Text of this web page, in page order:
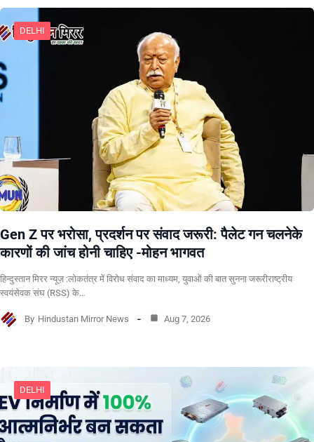
DELHI
Gen Z पर भरोसा, प्रदर्शन पर संवाद जरूरी: पैलेट गन चलनेके
कारणों की जांच होनी चाहिए -मोहन भागवत
हिन्दुस्तान मिरर न्यूज़ :लोकतंत्र में विरोध संवाद का माध्यम, युवाओं की बात सुनना जरूरीराष्ट्रीय
स्वयंसेवक संघ (RSS) के…
By Hindustan Mirror News Aug 7, 2026
DELHI